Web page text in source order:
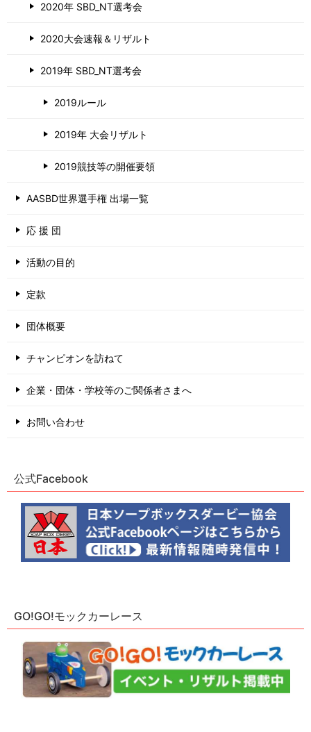
2020年 SBD_NT選考会
2020大会速報＆リザルト
2019年 SBD_NT選考会
2019ルール
2019年 大会リザルト
2019競技等の開催要領
AASBD世界選手権 出場一覧
応 援 団
活動の目的
定款
団体概要
チャンピオンを訪ねて
企業・団体・学校等のご関係者さまへ
お問い合わせ
公式Facebook
GO!GO!モックカーレース